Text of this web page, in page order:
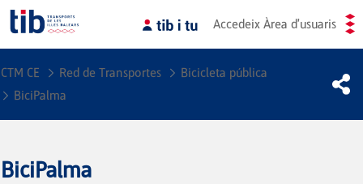
AccedeixÀrea d'usuaris
CTM CE Red de Transportes
Bicicleta pública
BiciPalma
BiciPalma